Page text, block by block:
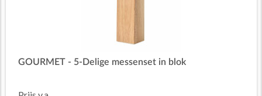
GOURMET - 5-Delige messenset in blok